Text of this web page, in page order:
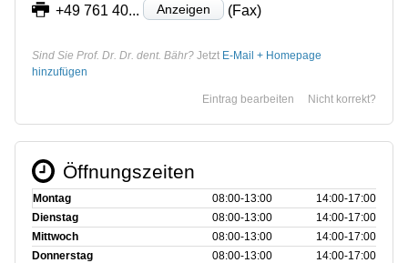
+49 761 40... Anzeigen (Fax)
Sind Sie Prof. Dr. Dr. dent. Bähr? Jetzt E-Mail + Homepage
hinzufügen
Nicht korrekt?
Eintrag bearbeiten
Öffnungszeiten
Montag 08:00‑13:00
14:00‑17:00
Dienstag
08:00‑13:00
14:00‑17:00
Mittwoch
08:00‑13:00
14:00‑17:00
Donnerstag
08:00‑13:00
14:00‑17:00